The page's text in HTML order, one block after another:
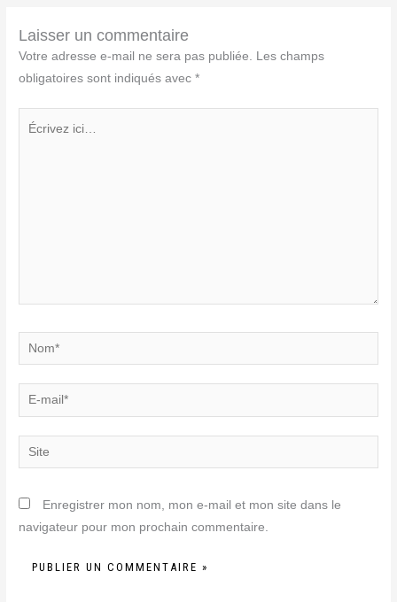
Laisser un commentaire
Votre adresse e-mail ne sera pas publiée. Les champs
obligatoires sont indiqués avec*
Nom*
E-
mail*
Site
Enregistrer mon nom, mon e-mail et mon site dans le
navigateur pour mon prochain commentaire.